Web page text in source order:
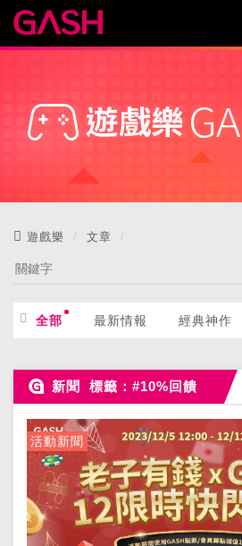
遊戲樂 文章
全部 最新情報 經典神作
新聞 標籤：#10%回饋
活動新聞